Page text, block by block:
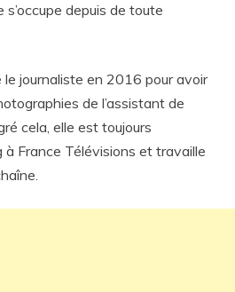
s’occupe depuis de toute
le journaliste en 2016 pour avoir
de l’assistant de
cela, elle est toujours
à France Télévisions et travaille